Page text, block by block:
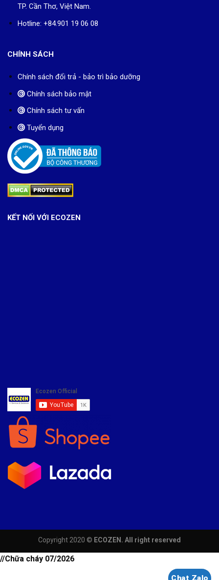
TP. Cần Thơ, Việt Nam.
Hotline: +84.901 19 06 08
CHÍNH SÁCH
Chính sách đổi trả - bảo trì bảo dưỡng
Chính sách bảo mật
Chính sách tư vấn
Tuyển dụng
KẾT NỐI VỚI ECOZEN
Copyright 2020 © ECOZEN. All right reserved
Chat Zalo
//Chữa cháy 07/2026